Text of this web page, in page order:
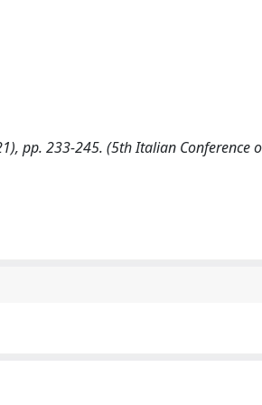
pp. 233-245. (5th Italian Conference